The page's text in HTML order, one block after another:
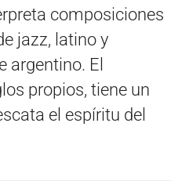
composiciones
jazz, latino y
argentino. El
propios, tiene un
el espíritu del